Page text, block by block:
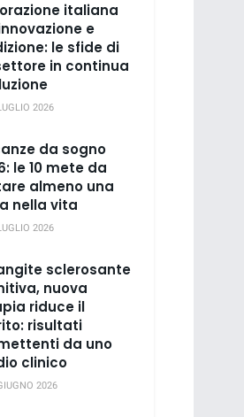
italiana
e
le sfide di
in continua
2026
da sogno
le 10 mete da
almeno una
nella vita
2026
sclerosante
nuova
riduce il
risultati
da uno
clinico
2026